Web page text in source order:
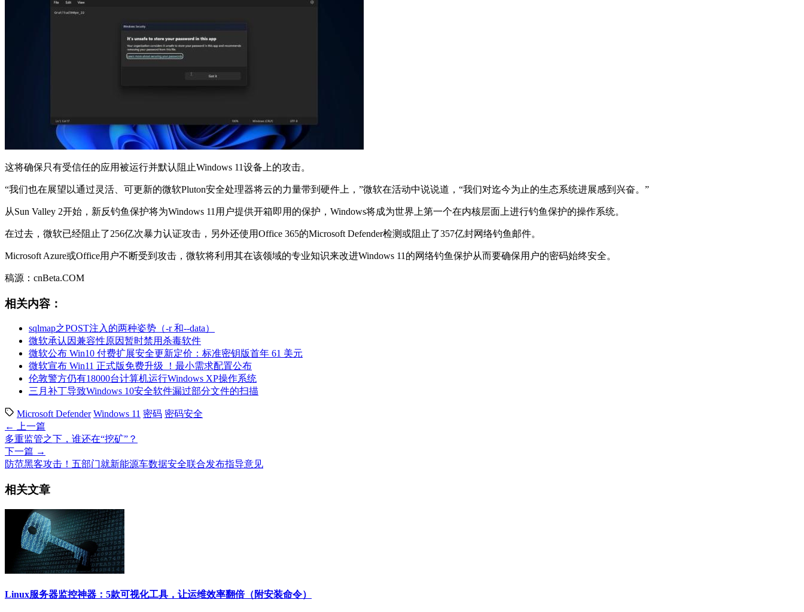
这将确保只有受信任的应用被运行并默认阻止Windows 11设备上的攻击。
“我们也在展望以通过灵活、可更新的微软Pluton安全处理器将云的力量带到硬件上，”微软在活动中说说道，“我们对迄今为止的生态系统进展感到兴奋。”
从Sun Valley 2开始，新反钓鱼保护将为Windows 11用户提供开箱即用的保护，Windows将成为世界上第一个在内核层面上进行钓鱼保护的操作系统。
在过去，微软已经阻止了256亿次暴力认证攻击，另外还使用Office 365的Microsoft Defender检测或阻止了357亿封网络钓鱼邮件。
Microsoft Azure或Office用户不断受到攻击，微软将利用其在该领域的专业知识来改进Windows 11的网络钓鱼保护从而要确保用户的密码始终安全。
稿源：cnBeta.COM
相关内容：
sqlmap之POST注入的两种姿势（-r 和--data）
微软承认因兼容性原因暂时禁用杀毒软件
微软公布 Win10 付费扩展安全更新定价：标准密钥版首年 61 美元
微软宣布 Win11 正式版免费升级 ！最小需求配置公布
伦敦警方仍有18000台计算机运行Windows XP操作系统
三月补丁导致Windows 10安全软件漏过部分文件的扫描
Microsoft Defender Windows 11 密码 密码安全
← 上一篇
多重监管之下，谁还在“挖矿”？
下一篇 →
防范黑客攻击！五部门就新能源车数据安全联合发布指导意见
相关文章
Linux服务器监控神器：5款可视化工具，让运维效率翻倍（附安装命令）